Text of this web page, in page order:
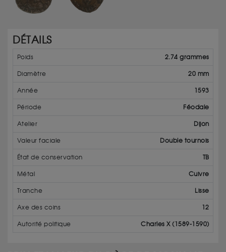
DÉTAILS
Poids 2.74 grammes
Diamètre 20 mm
Année 1593
Période Féodale
Atelier Dijon
Valeur faciale Double tournois
État de conservation TB
Métal Cuivre
Tranche Lisse
Axe des coins 12
Autorité politique Charles X (1589-1590)